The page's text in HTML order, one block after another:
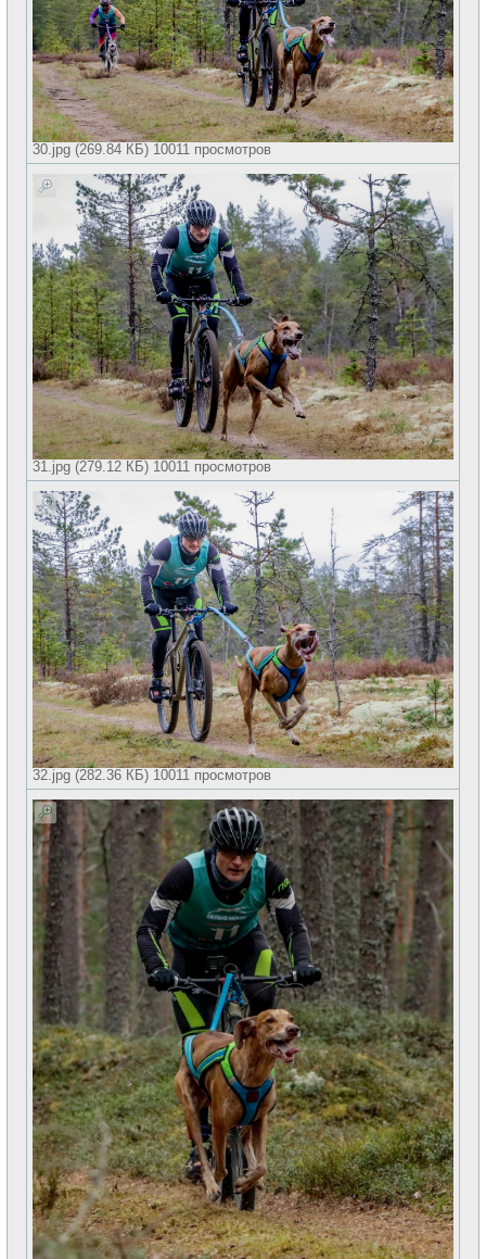
30.jpg (269.84 КБ) 10011 просмотров
31.jpg (279.12 КБ) 10011 просмотров
32.jpg (282.36 КБ) 10011 просмотров